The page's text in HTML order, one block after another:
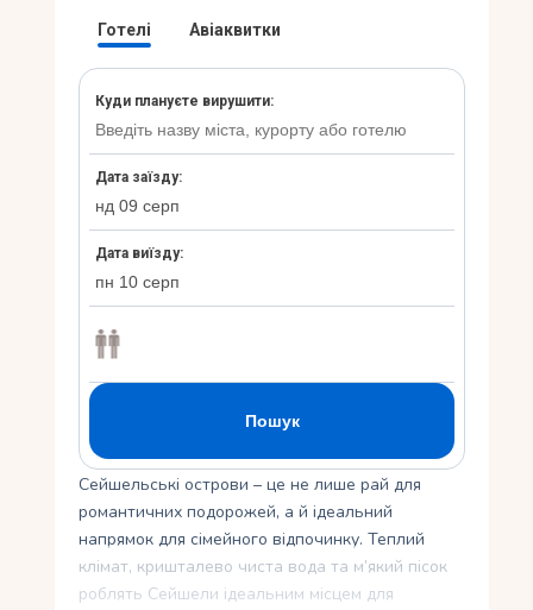
Контакти
Сейшельські острови – це не лише рай для
романтичних подорожей, а й ідеальний
напрямок для сімейного відпочинку. Теплий
клімат, кришталево чиста вода та м’який пісок
роблять Сейшели ідеальним місцем для